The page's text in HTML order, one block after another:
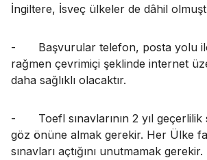
İngiltere, İsveç ülkeler de dâhil
-
Başvurular telefon, posta yolu
rağmen çevrimiçi şeklinde internet
daha sağlıklı olacaktır.
-
Toefl sınavlarının 2 yıl
göz önüne almak gerekir. Her Ülke
sınavları açtığını unutmamak gerekir.